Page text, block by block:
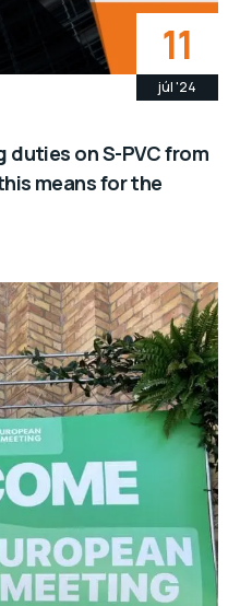
11
júl '24
duties on S-PVC from
means for the